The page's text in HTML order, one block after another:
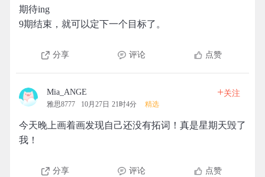
期待ing
9期结束，就可以定下一个目标了。
分享 评论 点赞
Mia_ANGE
雅思8777 10月27日 21时4分 精选
+关注
今天晚上画着画发现自己还没有拓词！真是星期天毁了
我！
分享 评论 点赞